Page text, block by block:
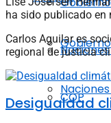
COP
ha sido publicado en
Carlos Aguilar es
regional de justicia
Desigualdad